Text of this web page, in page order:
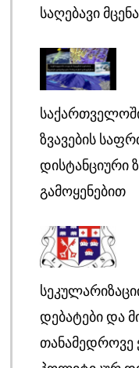
ᲡᲐᲦᲔᲑᲐᲕᲘ
ᲖᲕᲐᲕᲔᲑᲘᲡ
ᲓᲘᲡᲢᲐᲜᲪᲘᲣᲠᲘ
ᲒᲐᲛᲝᲧᲔᲜᲔᲑᲘᲗ
ᲓᲔᲑᲐᲢᲔᲑᲘ ᲓᲐ